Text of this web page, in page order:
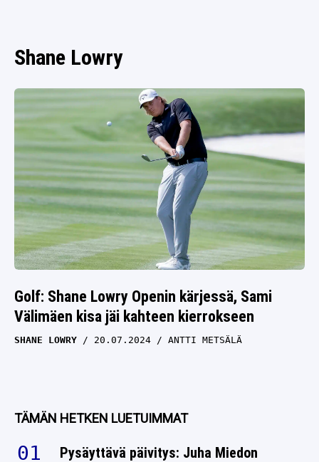
Shane Lowry
Golf: Shane Lowry Openin kärjessä, Sami
Välimäen kisa jäi kahteen kierrokseen
SHANE LOWRY 20.07.2024 ANTTI METSÄLÄ
TÄMÄN HETKEN LUETUIMMAT
Pysäyttävä päivitys: Juha Miedon